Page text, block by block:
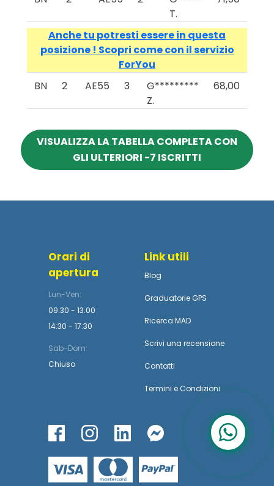
T.
Anche tu potresti essere in questa
posizione ! Scopri come con il servizio
ForYou
BN
2 AE55 3
G*********
Z.
68,00
VISUALIZZA LA TABELLA COMPLETA CON
GLI ULTERIORI -7 ISCRITTI
Orari di
apertura
Lun-Ven:
09:30 - 13:00
14:30 - 17:30
Sab-Dom:
Chiuso
Link utili
Blog
Graduatorie GPS
Ricerca MAD
Scrivi una recensione
Contatti
Termini e Condizioni